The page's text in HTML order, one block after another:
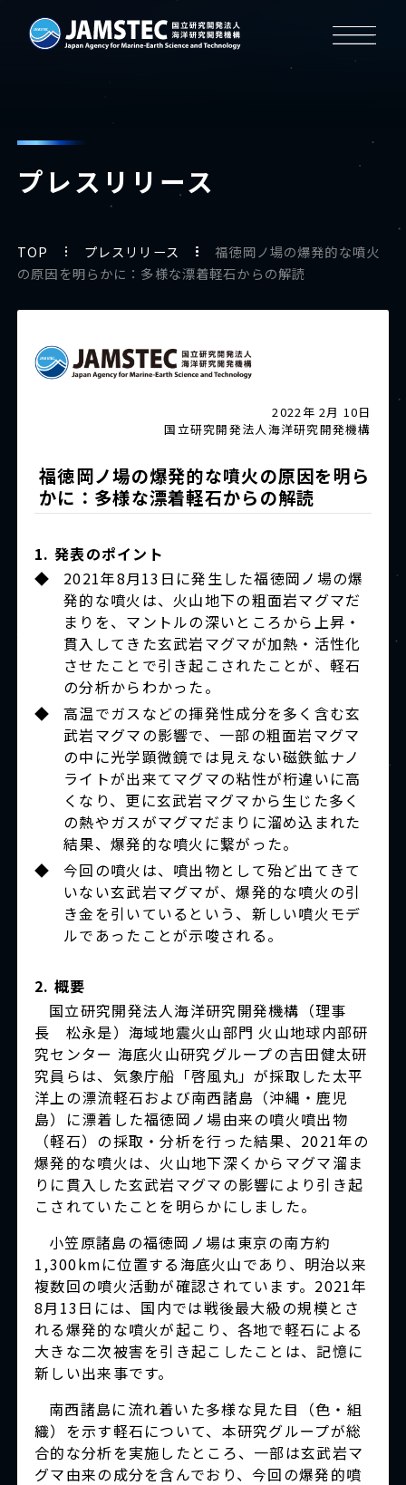
プレスリリース
TOP プレスリリース
福徳岡ノ場の爆発的な噴火
の原因を明らかに：多様な漂着軽石からの解読
2022年 2月 10日
国立研究開発法人海洋研究開発機構
福徳岡ノ場の爆発的な噴火の原因を明ら
かに：多様な漂着軽石からの解読
1. 発表のポイント
◆
2021年8月13日に発生した福徳岡ノ場の爆
発的な噴火は、火山地下の粗面岩マグマだ
まりを、マントルの深いところから上昇・
貫入してきた玄武岩マグマが加熱・活性化
させたことで引き起こされたことが、軽石
の分析からわかった。
◆
高温でガスなどの揮発性成分を多く含む玄
武岩マグマの影響で、一部の粗面岩マグマ
の中に光学顕微鏡では見えない磁鉄鉱ナノ
ライトが出来てマグマの粘性が桁違いに高
くなり、更に玄武岩マグマから生じた多く
の熱やガスがマグマだまりに溜め込まれた
結果、爆発的な噴火に繋がった。
◆
今回の噴火は、噴出物として殆ど出てきて
いない玄武岩マグマが、爆発的な噴火の引
き金を引いているという、新しい噴火モデ
ルであったことが示唆される。
2. 概要
国立研究開発法人海洋研究開発機構（理事
長 松永是）海域地震火山部門 火山地球内部研
究センター 海底火山研究グループの吉田健太研
究員らは、気象庁船「啓風丸」が採取した太平
洋上の漂流軽石および南西諸島（沖縄・鹿児
島）に漂着した福徳岡ノ場由来の噴火噴出物
（軽石）の採取・分析を行った結果、2021年の
爆発的な噴火は、火山地下深くからマグマ溜ま
りに貫入した玄武岩マグマの影響により引き起
こされていたことを明らかにしました。
小笠原諸島の福徳岡ノ場は東京の南方約
1,300kmに位置する海底火山であり、明治以来
複数回の噴火活動が確認されています。2021年
8月13日には、国内では戦後最大級の規模とさ
れる爆発的な噴火が起こり、各地で軽石による
大きな二次被害を引き起こしたことは、記憶に
新しい出来事です。
南西諸島に流れ着いた多様な見た目（色・組
織）を示す軽石について、本研究グループが総
合的な分析を実施したところ、一部は玄武岩マ
グマ由来の成分を含んでおり、今回の爆発的噴